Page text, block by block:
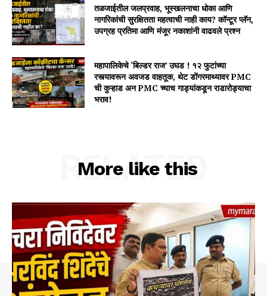
तळजाईतील जलप्रवाह, भूस्खलनाचा धोका आणि
नागरिकांची सुरक्षितता महत्वाची नाही काय? कॉन्टूर प्लॅन,
उपग्रह प्रतिमा आणि मंजूर नकाशांनी वाढवले प्रश्न
महापालिकेचे ‘बिल्डर राज’ उघड ! १२ फुटांच्या
रस्त्यावरून अवजड वाहतूक, थेट डोंगरमाथ्यावर PMC
ची कुऱ्हाड अन PMC च्याच गाड्यांकडून राडारोड्याचा
भराव!
More like this
RELATED